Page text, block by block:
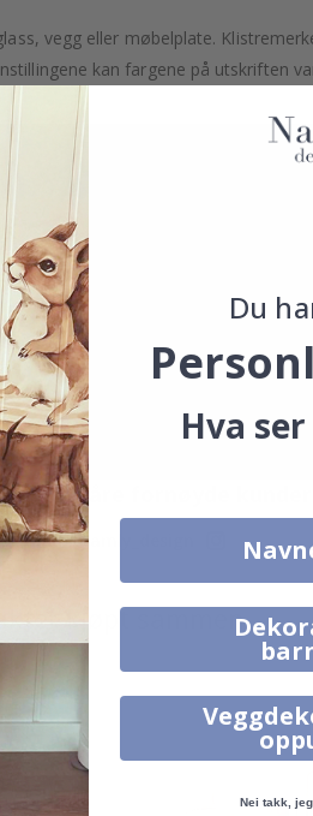
vegg eller møbelplate.
kan fargene på utskriften
fra våre fornøyde kunder!
med #namly_design
kjøpt sammen
Du
Hva
Nei takk,